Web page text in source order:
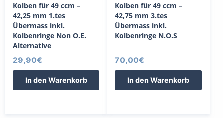
Kolben für 49 ccm –
42,25 mm 1.tes
Übermass inkl.
Kolbenringe Non O.E.
Alternative
29,90€
In den Warenkorb
Kolben für 49 ccm –
42,75 mm 3.tes
Übermass inkl.
Kolbenringe N.O.S
70,00€
In den Warenkorb